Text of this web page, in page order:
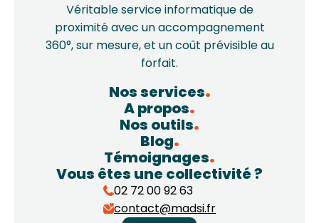
Véritable service informatique de
proximité avec un accompagnement
360°, sur mesure, et un coût prévisible au
forfait.
Nos services
A propos
Nos outils
Blog
Témoignages
Vous êtes une collectivité ?
02 72 00 92 63
contact@madsi.fr